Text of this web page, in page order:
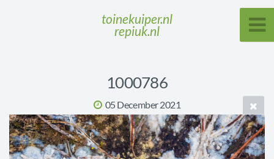
toinekuiper.nl
repiuk.nl
1000786
05 December 2021